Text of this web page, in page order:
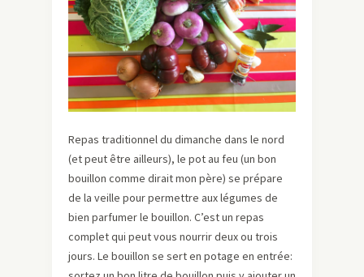
Repas traditionnel du dimanche dans le nord
(et peut être ailleurs), le pot au feu (un bon
bouillon comme dirait mon père) se prépare
de la veille pour permettre aux légumes de
bien parfumer le bouillon. C’est un repas
complet qui peut vous nourrir deux ou trois
jours. Le bouillon se sert en potage en entrée: